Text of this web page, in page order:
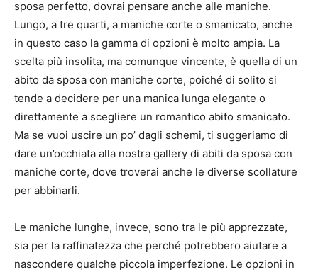
sposa perfetto, dovrai pensare anche alle maniche.
Lungo, a tre quarti, a maniche corte o smanicato, anche
in questo caso la gamma di opzioni è molto ampia. La
scelta più insolita, ma comunque vincente, è quella di un
abito da sposa con maniche corte, poiché di solito si
tende a decidere per una manica lunga elegante o
direttamente a scegliere un romantico abito smanicato.
Ma se vuoi uscire un po’ dagli schemi, ti suggeriamo di
dare un’occhiata alla nostra gallery di abiti da sposa con
maniche corte, dove troverai anche le diverse scollature
per abbinarli.
Le maniche lunghe, invece, sono tra le più apprezzate,
sia per la raffinatezza che perché potrebbero aiutare a
nascondere qualche piccola imperfezione. Le opzioni in